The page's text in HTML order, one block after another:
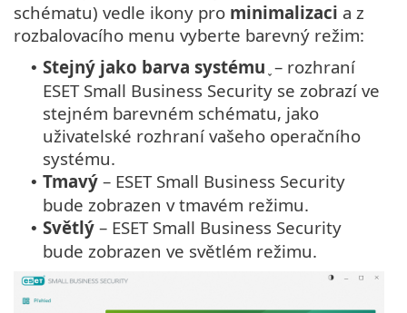
schématu) vedle ikony pro minimalizaci a z
rozbalovacího menu vyberte barevný režim:
• Stejný jako barva systému ֪ – rozhraní
ESET Small Business Security se zobrazí ve
stejném barevném schématu, jako
uživatelské rozhraní vašeho operačního
systému.
• Tmavý – ESET Small Business Security
bude zobrazen v tmavém režimu.
• Světlý – ESET Small Business Security
bude zobrazen ve světlém režimu.